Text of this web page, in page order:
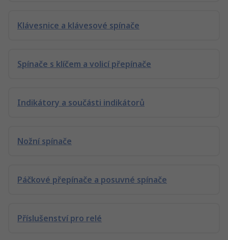
Klávesnice a klávesové spínače
Spínače s klíčem a volicí přepínače
Indikátory a součásti indikátorů
Nožní spínače
Páčkové přepínače a posuvné spínače
Příslušenství pro relé